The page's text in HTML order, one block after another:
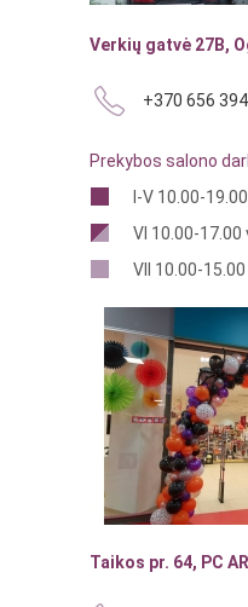
Verkių gatvė 27B,
+370 656
Prekybos salono
I-V 10.00-19.00
VI 10.00-17.00
VII 10.00-15.00
Taikos pr. 64, PC